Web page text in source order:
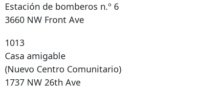
Estación de bomberos n.º 6
3660 NW Front Ave
1013
Casa amigable
(Nuevo Centro Comunitario)
1737 NW 26th Ave